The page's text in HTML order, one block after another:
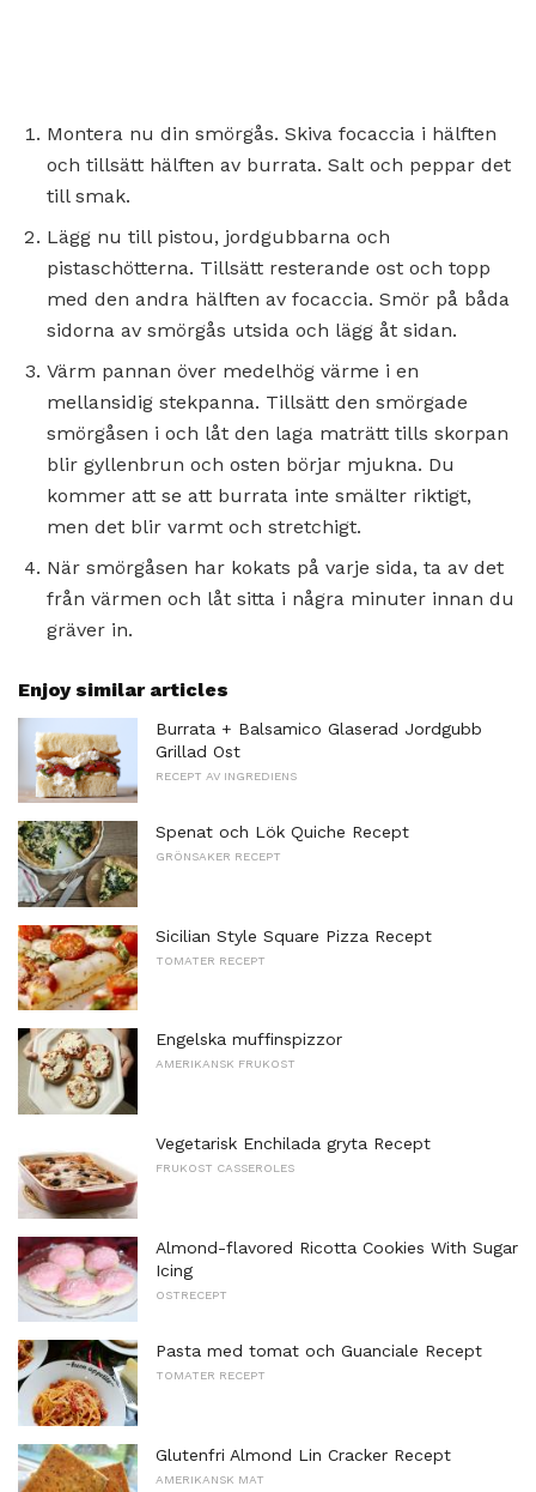
Montera nu din smörgås. Skiva focaccia i hälften
och tillsätt hälften av burrata. Salt och peppar det
till smak.
Lägg nu till pistou, jordgubbarna och
pistaschötterna. Tillsätt resterande ost och topp
med den andra hälften av focaccia. Smör på båda
sidorna av smörgås utsida och lägg åt sidan.
Värm pannan över medelhög värme i en
mellansidig stekpanna. Tillsätt den smörgade
smörgåsen i och låt den laga maträtt tills skorpan
blir gyllenbrun och osten börjar mjukna. Du
kommer att se att burrata inte smälter riktigt,
men det blir varmt och stretchigt.
När smörgåsen har kokats på varje sida, ta av det
från värmen och låt sitta i några minuter innan du
gräver in.
Enjoy similar articles
Burrata + Balsamico Glaserad Jordgubb
Grillad Ost
RECEPT AV INGREDIENS
Spenat och Lök Quiche Recept
GRÖNSAKER RECEPT
Sicilian Style Square Pizza Recept
TOMATER RECEPT
Engelska muffinspizzor
AMERIKANSK FRUKOST
Vegetarisk Enchilada gryta Recept
FRUKOST CASSEROLES
Almond-flavored Ricotta Cookies With Sugar
Icing
OSTRECEPT
Pasta med tomat och Guanciale Recept
TOMATER RECEPT
Glutenfri Almond Lin Cracker Recept
AMERIKANSK MAT